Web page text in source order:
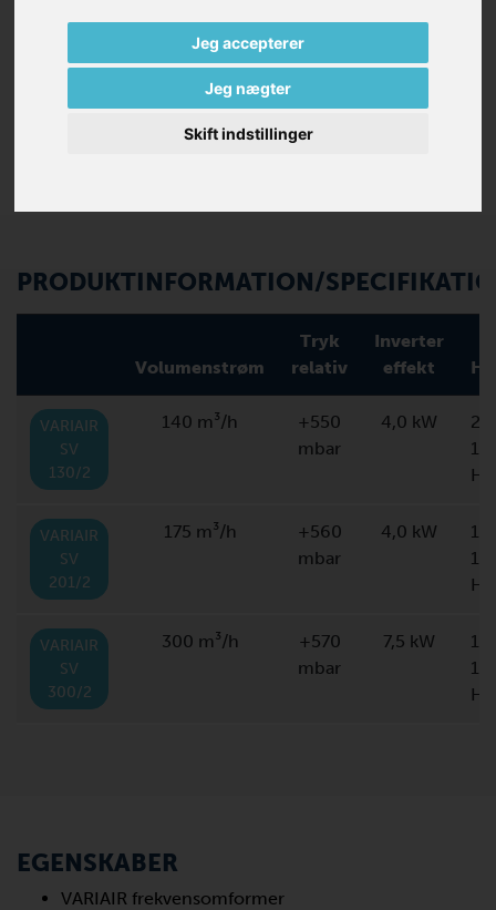
Jeg accepterer
Jeg nægter
Skift indstillinger
Alle VARIAIR SV serie pumper leveres som standard
VARIAIR frekvensomformer
Vibrationsdæmper for vandret montering
PRODUKTINFORMATION/
Volumenstrøm
Tryk
relativ
Inverter
effekt
Hz
VARIAIR
SV
130/2
140 m³/h
+550
mbar
4,0 kW
Hz
VARIAIR
SV
201/2
175 m³/h
+560
mbar
4,0 kW
Hz
VARIAIR
SV
300/2
300 m³/h
+570
mbar
7,5 kW
Hz
EGENSKABER
VARIAIR frekvensomformer